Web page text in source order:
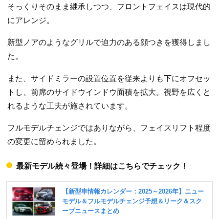
そっくりそのまま継承しつつ、フロントフェイスは現代的
にアレンジ。
新型ノアのようなグリルで迫力のある顔つきを獲得しまし
た。
また、サイドミラーの設置位置を従来よりも下にオフセッ
トし、前席のサイドウインドウ面積を拡大。視野を広くと
れるような工夫が施されています。
フルモデルチェンジではありながら、フェイスリフト程度
の変更に留められました。
最新モデル続々登場！詳細はこちらでチェック！